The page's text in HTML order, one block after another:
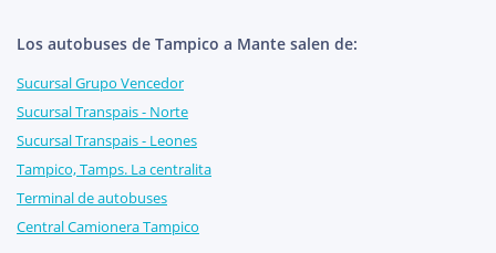
Los autobuses de Tampico a Mante salen de:
Sucursal Grupo Vencedor
Sucursal Transpais - Norte
Sucursal Transpais - Leones
Tampico, Tamps. La centralita
Terminal de autobuses
Central Camionera Tampico